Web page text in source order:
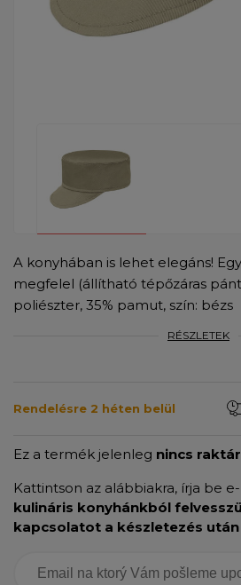
A konyhában is lehet elegáns!
megfelel (állítható tépőzáras
poliészter, 35% pamut, szín: bézs
RÉSZLETEK
Rendelésre 2 héten belül
Ez a termék jelenleg nincs
Kattintson az alábbiakra, írja be
kulináris konyhánkból
kapcsolatot a készletezés után